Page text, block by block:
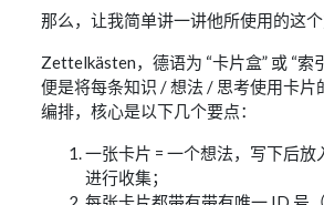
那么，让我简单讲一讲他所使用的这个
Zettelkästen，德语为 “卡片盒” 或 “索
便是将每条知识 / 想法 / 思考使用卡片
编排，核心是以下几个要点：
一张卡片 = 一个想法，写下后放
进行收集；